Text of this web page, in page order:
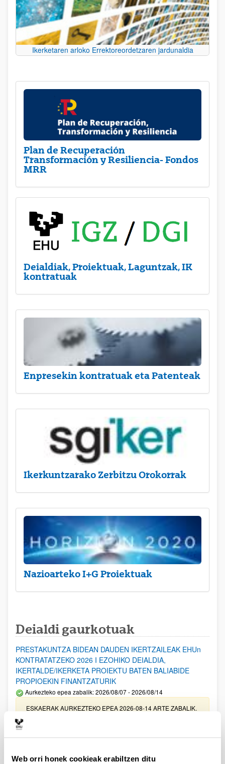
Web orri honek cookieak erabiltzen ditu
Ikerketaren arloko Errektoreordetzaren jardunaldia
Plan de Recuperación
Transformación y Resiliencia- Fondos
MRR
Deialdiak, Proiektuak, Laguntzak, IK
kontratuak
Enpresekin kontratuak eta Patenteak
Ikerkuntzarako Zerbitzu Orokorrak
Nazioarteko I+G Proiektuak
Deialdi gaurkotuak
PRESTAKUNTZA BIDEAN DAUDEN IKERTZAILEAK EHUn
KONTRATATZEKO 2026 I EZOHIKO DEIALDIA,
IKERTALDE/IKERKETA PROIEKTU BATEN BALIABIDE
PROPIOEKIN FINANTZATURIK
Aurkezteko epea zabalik: 2026/08/07 - 2026/08/14
ESKAERAK AURKEZTEKO EPEA 2026-08-14 ARTE ZABALIK.
UPV/EHUn Azpiegitura Zientifikoa eta Funts Bibliografikoak